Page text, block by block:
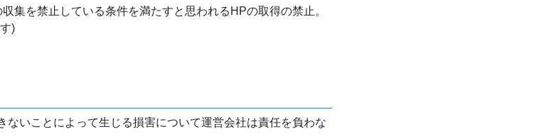
集を禁止している条件を満たすと思われるHPの取得の禁止。
)
ないことによって生じる損害について運営会社は責任を負わな